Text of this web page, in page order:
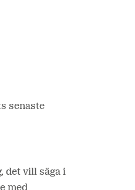
senaste
det vill säga i